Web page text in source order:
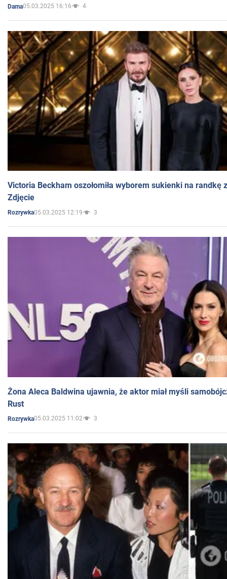
Dama05.03.2025 16:16 4
Victoria Beckham oszołomiła wyborem sukienki na randkę
Zdjęcie
Rozrywka05.03.2025 12:19 3
Żona Aleca Baldwina ujawnia, że aktor miał myśli
Rust
Rozrywka05.03.2025 11:02 3